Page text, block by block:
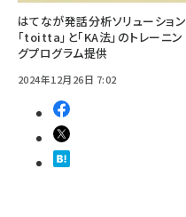
はてなが発話分析ソリューション
「toitta」と「KA法」のトレーニン
グプログラム提供
2024年12月26日 7:02